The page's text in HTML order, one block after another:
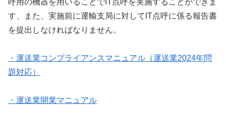
呼用の機器を用いることでIT点呼を実施することができま
す、また、実施前に運輸支局に対してIT点呼に係る報告書
を提出しなければなりません。
・運送業コンプライアンスマニュアル（運送業2024年問
題対応）
・運送業開業マニュアル